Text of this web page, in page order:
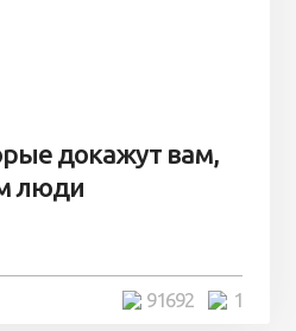
докажут вам,
люди
1
91692